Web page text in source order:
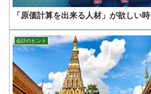
「原価計算を出来る人材」が欲しい時
会計のヒント